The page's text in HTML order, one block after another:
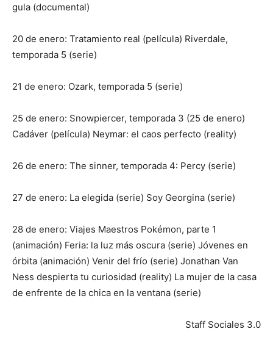
gula (documental)
20 de enero: Tratamiento real (película) Riverdale,
temporada 5 (serie)
21 de enero: Ozark, temporada 5 (serie)
25 de enero: Snowpiercer, temporada 3 (25 de enero)
Cadáver (película) Neymar: el caos perfecto (reality)
26 de enero: The sinner, temporada 4: Percy (serie)
27 de enero: La elegida (serie) Soy Georgina (serie)
28 de enero: Viajes Maestros Pokémon, parte 1
(animación) Feria: la luz más oscura (serie) Jóvenes en
órbita (animación) Venir del frío (serie) Jonathan Van
Ness despierta tu curiosidad (reality) La mujer de la casa
de enfrente de la chica en la ventana (serie)
Staff Sociales 3.0